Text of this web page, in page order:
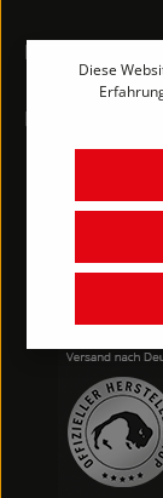
Rechtliches
Kontakt
Diese